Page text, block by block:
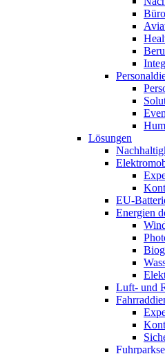
Lösungen
EU-
Energien
Luft- und